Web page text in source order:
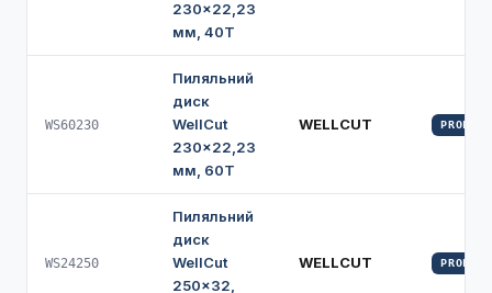
230×22,23
мм, 40Т
WS60230
Пиляльний
диск
WellCut
230×22,23
мм, 60Т
WELLCUT PROFI
WS24250
Пиляльний
диск
WellCut
250×32,
WELLCUT PROFI